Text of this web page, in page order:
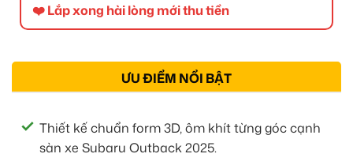
❤️ Lắp xong hài lòng mới thu tiền
ƯU ĐIỂM NỔI BẬT
Thiết kế chuẩn form 3D, ôm khít từng góc cạnh
sàn xe Subaru Outback 2025.